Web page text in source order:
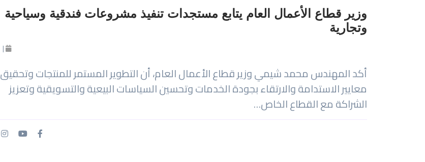
وزير قطاع الأعمال العام يتابع مستجدات تنفيذ مشروعات فندقية وسياحية
وتجارية
|
أكد المهندس محمد شيمي وزير قطاع الأعمال العام، أن التطوير المستمر للمنتجات وتحقيق
معايير الاستدامة والارتقاء بجودة الخدمات وتحسين السياسات البيعية والتسويقية وتعزيز
الشراكة مع القطاع الخاص…